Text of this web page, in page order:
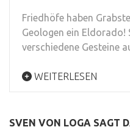
Friedhöfe haben
Geologen ein Eldorado!
verschiedene Gesteine
WEITERLESEN
SVEN VON LOGA SAGT